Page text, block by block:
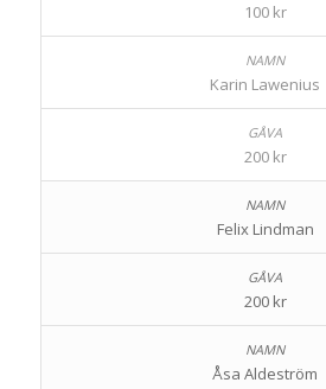
100 kr
Karin Lawenius
200 kr
Felix Lindman
200 kr
Åsa Aldeström